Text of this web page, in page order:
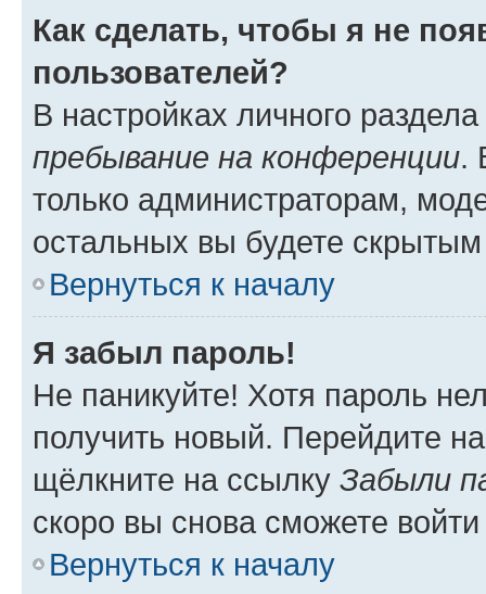
Как сделать, чтобы я не
пользователей?
В настройках личного
пребывание на конференции.
только администраторам,
остальных вы будете
Вернуться к началу
Я забыл пароль!
Не паникуйте! Хотя пароль
получить новый. Перейдите
щёлкните на ссылку Забыли
скоро вы снова сможете
Вернуться к началу